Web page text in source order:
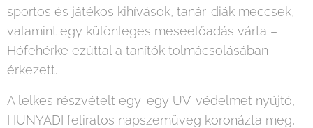
sportos és játékos kihívások, tanár-diák meccsek,
valamint egy különleges meseelőadás várta –
Hófehérke ezúttal a tanítók tolmácsolásában
érkezett.
A lelkes részvételt egy-egy UV-védelmet nyújtó,
HUNYADI feliratos napszemüveg koronázta meg,